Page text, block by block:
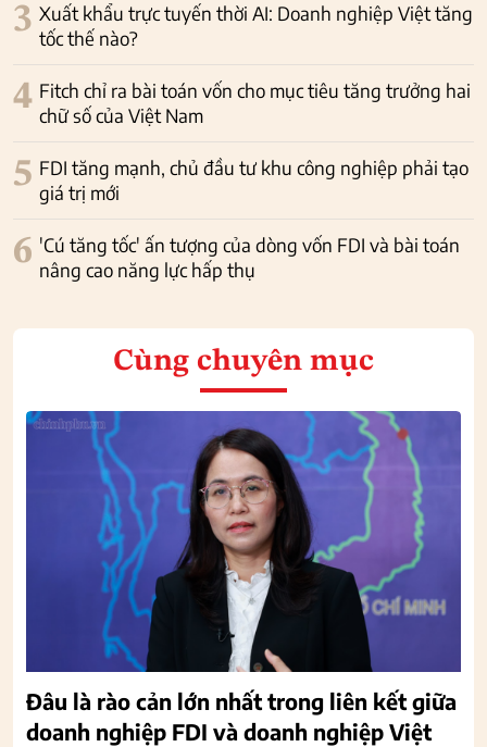
3 Xuất khẩu trực tuyến thời AI: Doanh nghiệp Việt tăng
tốc thế nào?
4 Fitch chỉ ra bài toán vốn cho mục tiêu tăng trưởng hai
chữ số của Việt Nam
5 FDI tăng mạnh, chủ đầu tư khu công nghiệp phải tạo
giá trị mới
6 'Cú tăng tốc' ấn tượng của dòng vốn FDI và bài toán
nâng cao năng lực hấp thụ
Cùng chuyên mục
Đâu là rào cản lớn nhất trong liên kết giữa
doanh nghiệp FDI và doanh nghiệp Việt